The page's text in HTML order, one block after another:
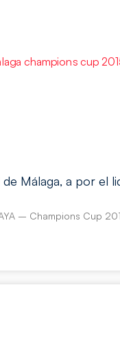
de Málaga, a por el
– Champions Cup